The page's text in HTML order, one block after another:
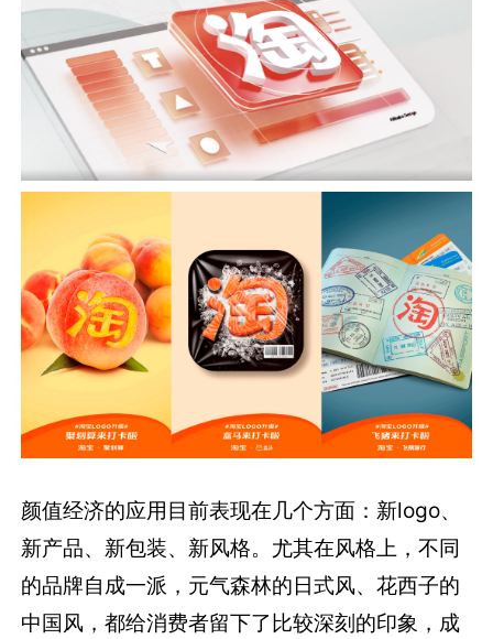
颜值经济的应用目前表现在几个方面：新logo、
新产品、新包装、新风格。尤其在风格上，不同
的品牌自成一派，元气森林的日式风、花西子的
中国风，都给消费者留下了比较深刻的印象，成